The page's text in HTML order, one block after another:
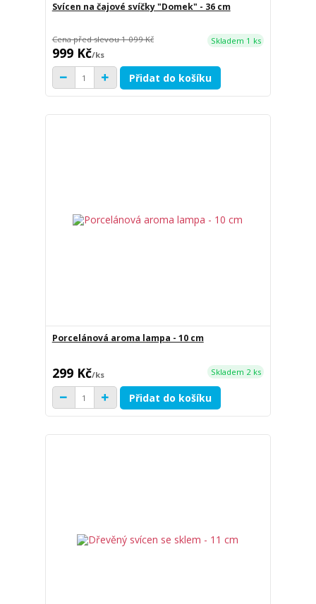
Svícen na čajové svíčky "Domek" - 36 cm
Cena před slevou1 099 Kč
999 Kč/ks
Skladem 1 ks
Přidat do košíku
Porcelánová aroma lampa - 10 cm
299 Kč/ks Skladem 2 ks
Přidat do košíku